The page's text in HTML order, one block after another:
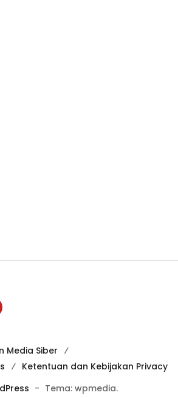
Media Siber
Ketentuan dan Kebijakan Privacy
- Tema: wpmedia.